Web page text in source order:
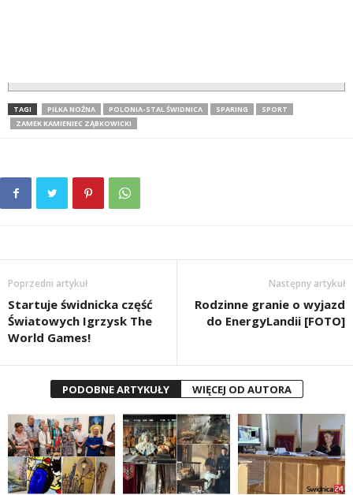
TAGI PIŁKA NOŻNA POLONIA-STAL ŚWIDNICA SPARING
SPORT
ZAMEK KAMIENIEC ZĄBKOWICKI
Poprzedni artykuł
Startuje świdnicka część
Światowych Igrzysk The
World Games!
Następny artykuł
Rodzinne granie o wyjazd
do EnergyLandii [FOTO]
PODOBNE ARTYKUŁY WIĘCEJ OD AUTORA